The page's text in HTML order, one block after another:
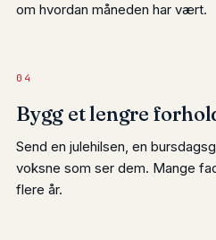
om hvordan måneden har vært.
04
Bygg et lengre
Send en julehilsen, en
voksne som ser dem. Mange
flere år.